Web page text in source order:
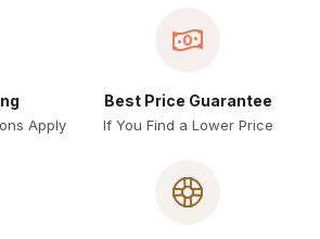
Apply
Best Price Guarantee
If You Find a Lower Price